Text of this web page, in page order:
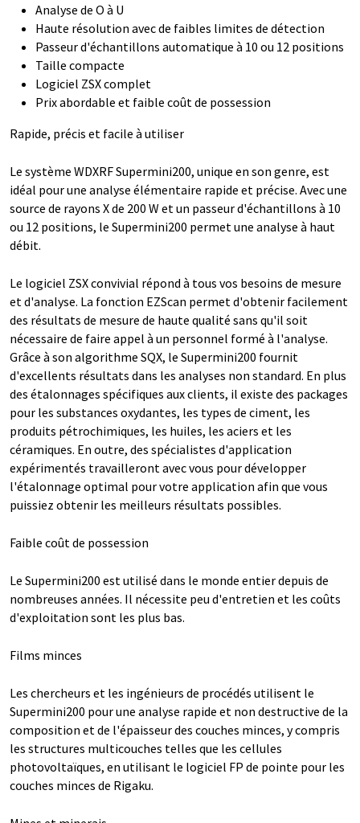
Analyse de O à U
Haute résolution avec de faibles limites de détection
Passeur d'échantillons automatique à 10 ou 12 positions
Taille compacte
Logiciel ZSX complet
Prix abordable et faible coût de possession
Rapide, précis et facile à utiliser
Le système WDXRF Supermini200, unique en son genre, est
idéal pour une analyse élémentaire rapide et précise. Avec une
source de rayons X de 200 W et un passeur d'échantillons à 10
ou 12 positions, le Supermini200 permet une analyse à haut
débit.
Le logiciel ZSX convivial répond à tous vos besoins de mesure
et d'analyse. La fonction EZScan permet d'obtenir facilement
des résultats de mesure de haute qualité sans qu'il soit
nécessaire de faire appel à un personnel formé à l'analyse.
Grâce à son algorithme SQX, le Supermini200 fournit
d'excellents résultats dans les analyses non standard. En plus
des étalonnages spécifiques aux clients, il existe des packages
pour les substances oxydantes, les types de ciment, les
produits pétrochimiques, les huiles, les aciers et les
céramiques. En outre, des spécialistes d'application
expérimentés travailleront avec vous pour développer
l'étalonnage optimal pour votre application afin que vous
puissiez obtenir les meilleurs résultats possibles.
Faible coût de possession
Le Supermini200 est utilisé dans le monde entier depuis de
nombreuses années. Il nécessite peu d'entretien et les coûts
d'exploitation sont les plus bas.
Films minces
Les chercheurs et les ingénieurs de procédés utilisent le
Supermini200 pour une analyse rapide et non destructive de la
composition et de l'épaisseur des couches minces, y compris
les structures multicouches telles que les cellules
photovoltaïques, en utilisant le logiciel FP de pointe pour les
couches minces de Rigaku.